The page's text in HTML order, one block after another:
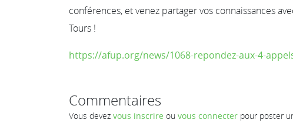
conférences, et venez partager vos connaissances
Tours !
https://afup.org/news/1068-repondez-aux-4-
Commentaires
Vous devez vous inscrire ou vous connecter pour poster